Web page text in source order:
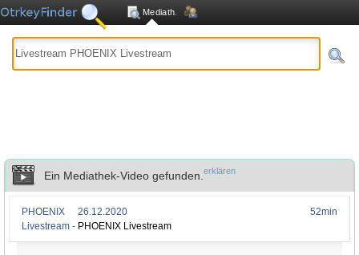
Mediath.
Ein Mediathek-Video gefunden. erklären
52min
PHOENIX
26.12.2020
Livestream - PHOENIX Livestream